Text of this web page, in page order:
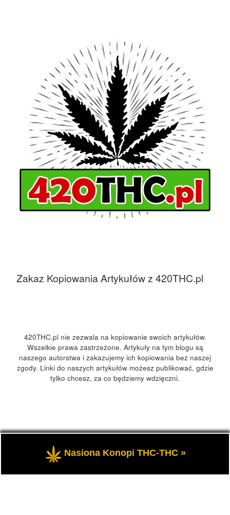
Zakaz Kopiowania Artykułów z 420THC.pl
420THC.pl nie zezwala na kopiowanie swoich artykułów.
Wszelkie prawa zastrzeżone. Artykuły na tym blogu są
naszego autorstwa i zakazujemy ich kopiowania bez naszej
zgody. Linki do naszych artykułów możesz publikować, gdzie
tylko chcesz, za co będziemy wdzięczni.
420Polska, 420THC.pl
– Wszelkie prawa zastrzeżone
- Kultura marihuany, konopi 420 w Polsce i na świecie.
Nasiona Konopi THC-THC »